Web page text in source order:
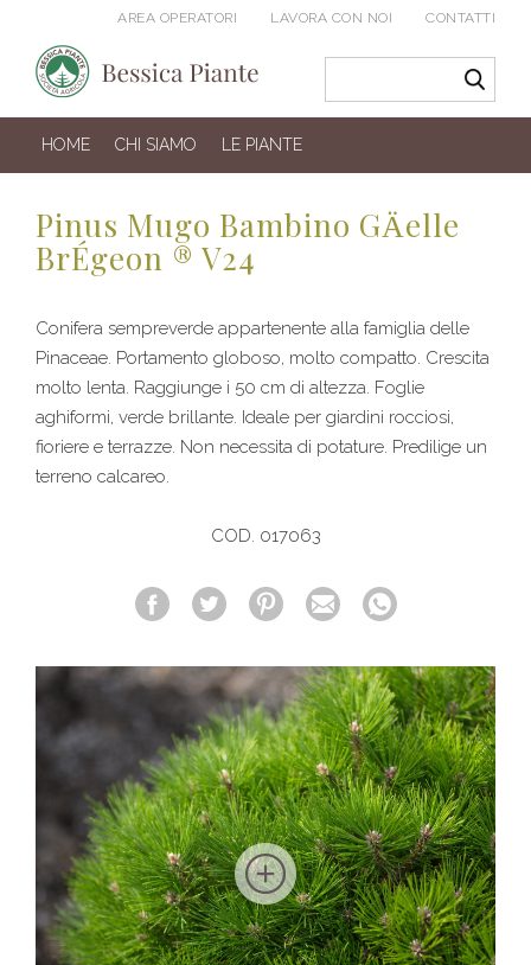
AREA OPERATORI LAVORA CON NOI CONTATTI
HOME CHI SIAMO LE PIANTE
Pinus Mugo Bambino GӒelle
BrÉgeon ® V24
Conifera sempreverde appartenente alla famiglia delle
Pinaceae. Portamento globoso, molto compatto. Crescita
molto lenta. Raggiunge i 50 cm di altezza. Foglie
aghiformi, verde brillante. Ideale per giardini rocciosi,
fioriere e terrazze. Non necessita di potature. Predilige un
terreno calcareo.
COD. 017063